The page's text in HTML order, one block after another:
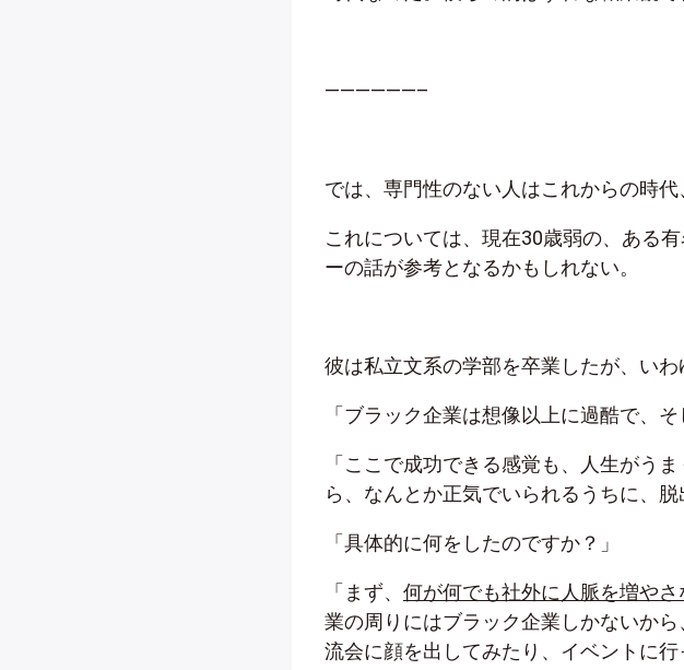
——————–
では、専門性のない人はこれからの時代
これについては、現在30歳弱の、ある
ーの話が参考となるかもしれない。
彼は私立文系の学部を卒業したが、いわ
「ブラック企業は想像以上に過酷で、
「ここで成功できる感覚も、人生がう
ら、なんとか正気でいられるうちに、脱
「具体的に何をしたのですか？」
「まず、 何が何でも社外に人脈を増やさ
業の周りにはブラック企業しかないか
流会に顔を出してみたり、イベントに行